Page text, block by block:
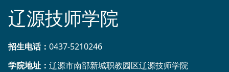
辽源技师学院
招生电话： 0437-5210246
学院地址： 辽源市南部新城职教园区辽源技师学院